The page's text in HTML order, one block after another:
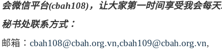
会微信平台(cbah108) ，让大家第一时间享受我会每
秘书处联系方式：
邮箱： cbah108@cbah.org.vn,cbah109@cbah.org.vn,